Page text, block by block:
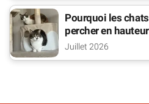
Pourquoi les
percher en
Juillet 2026